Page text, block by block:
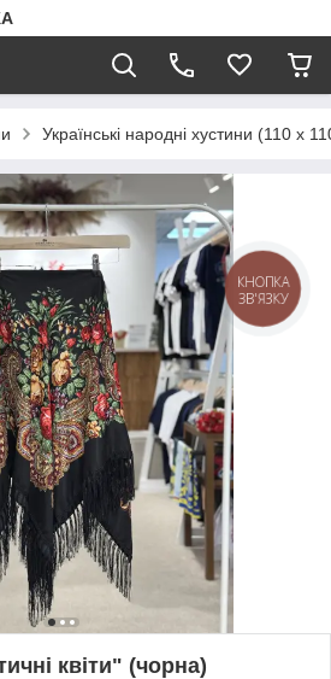
Українські народні хустини (110 х
квіти" (чорна)
КНОПКА
ЗВ'ЯЗКУ